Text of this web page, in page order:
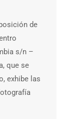
de
s/n –
que se
exhibe las